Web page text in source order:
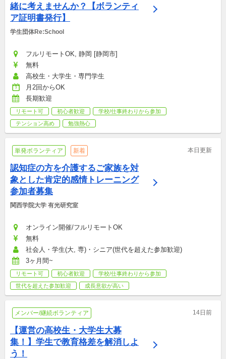
緒に考えませんか？【ボランティ
ア証明書発行】
学生団体Re:School
フルリモートOK, 静岡 [静岡市]
無料
高校生・大学生・専門学生
月2回からOK
長期歓迎
リモート可 初心者歓迎
学校/仕事終わりから参加
テンション高め
勉強熱心
単発ボランティア 新着 本日更新
認知症の方を介護するご家族を対
象とした肯定的感情トレーニング
参加者募集
関西学院大学 有光研究室
オンライン開催/フルリモートOK
無料
社会人・学生(大, 専)・シニア(世代を超えた参加歓迎)
3ヶ月間~
リモート可 初心者歓迎
学校/仕事終わりから参加
世代を超えた参加歓迎
成長意欲が高い
メンバー/継続ボランティア 14日前
【運営の高校生・大学生大募
集！】学生で教育格差を解消しよ
う！